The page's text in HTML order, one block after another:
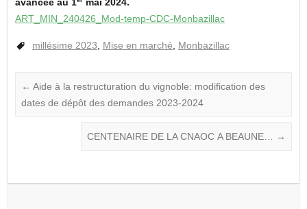
avancée au 1 mai 2024.
ART_MIN_240426_Mod-temp-CDC-Monbazillac
millésime 2023, Mise en marché, Monbazillac
← Aide à la restructuration du vignoble: modification des
dates de dépôt des demandes 2023-2024
CENTENAIRE DE LA CNAOC A BEAUNE… →